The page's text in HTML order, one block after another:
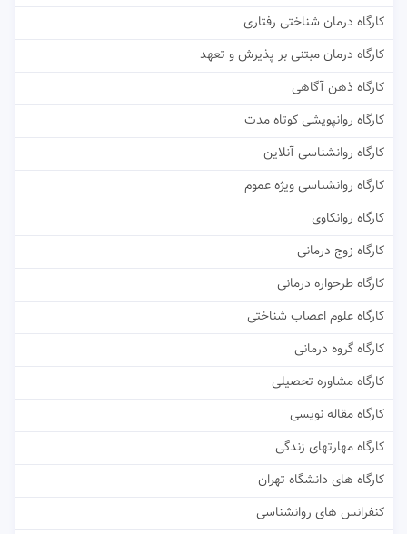
کارگاه درمان شناختی رفتاری
کارگاه درمان مبتنی بر پذیرش و تعهد
کارگاه ذهن آگاهی
کارگاه روانپویشی کوتاه مدت
کارگاه روانشناسی آنلاین
کارگاه روانشناسی ویژه عموم
کارگاه روانکاوی
کارگاه زوج درمانی
کارگاه طرحواره درمانی
کارگاه علوم اعصاب شناختی
کارگاه گروه درمانی
کارگاه مشاوره تحصیلی
کارگاه مقاله نویسی
کارگاه مهارتهای زندگی
کارگاه های دانشگاه تهران
کنفرانس های روانشناسی